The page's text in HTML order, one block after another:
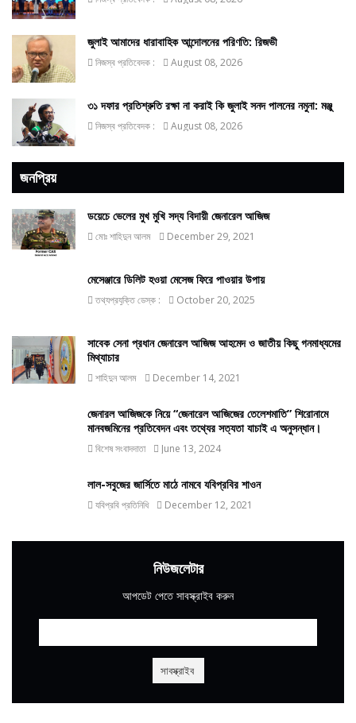
জুলাই আমাদের ধারাবাহিক আন্দোলনের পরিণতি: রিজভী
নিজস্ব প্রতিবেদক : August 08, 2026
৩১ দফার প্রতিশ্রুতি রক্ষা না করাই কি জুলাই সনদ পালনের নমুনা: মঞ্জু
নিজস্ব প্রতিবেদক : August 08, 2026
জনপ্রিয়
ডয়েচে ভেলের মুখ মুখি সদ্য বিদায়ী জেনারেল আজিজ
মোঃ শাহিদুন আলম December 29, 2021
মেসেঞ্জারে ডিলিট হওয়া মেসেজ ফিরে পাওয়ার উপায়
তথ্যপ্রযুক্তি ডেস্ক : October 20, 2025
সাবেক সেনা প্রধান জেনারেল আজিজ আহমেদ ও জাতীয় কিছু গনমাধ্যমের
মিথ্যাচার
শাহিদুন আলম December 14, 2021
জেনারল আজিজকে নিয়ে “জেনারেল আজিজের তেলেশমাতি” শিরোনামে
মানবজমিনের প্রতিবেদন এবং তথ্যের সত্যতা যাচাই এ অনুসন্ধান।
বিশেষ সংবাদদাতা June 13, 2024
লাল-সবুজের জার্সিতে মাঠে নামবে যবিপ্রবির শাওন
যবিপ্রবি প্রতিনিধি December 12, 2021
নিউজলেটার
আপডেট পেতে সাবস্ক্রাইব করুন